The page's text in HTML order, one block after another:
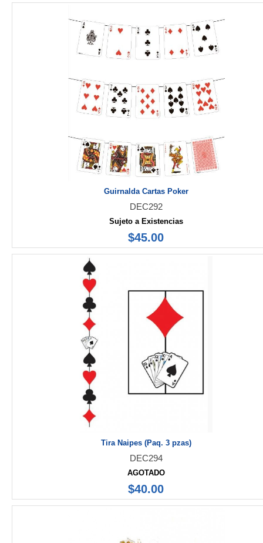
Guirnalda Cartas Poker
DEC292
Sujeto a Existencias
$45.00
Tira Naipes (Paq. 3 pzas)
DEC294
AGOTADO
$40.00